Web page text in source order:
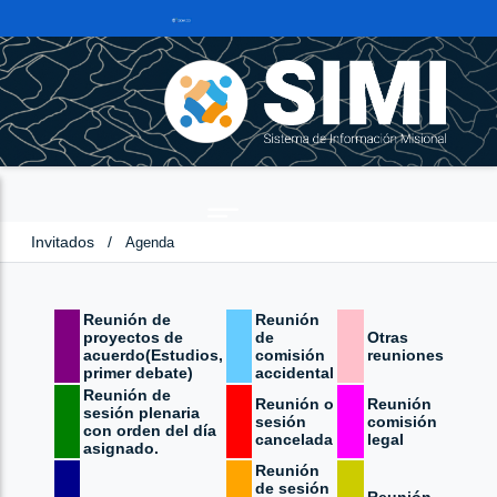
Invitados / Agenda
Reunión de
proyectos de
acuerdo(Estudios,
primer debate)
Reunión
de
comisión
accidental
Otras
reuniones
Reunión de
sesión plenaria
con orden del día
asignado.
Reunión o
sesión
cancelada
Reunión
comisión
legal
Reunión
de sesión